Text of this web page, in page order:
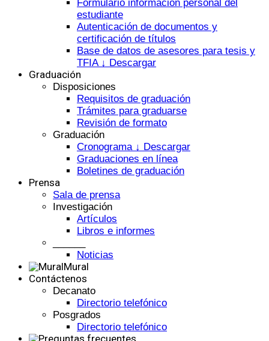
Formulario información personal del
estudiante
Autenticación de documentos y
certificación de títulos
Base de datos de asesores para tesis y
TFIA ↓ Descargar
Graduación
Disposiciones
Requisitos de graduación
Trámites para graduarse
Revisión de formato
Graduación
Cronograma ↓ Descargar
Graduaciones en línea
Boletines de graduación
Prensa
Sala de prensa
Investigación
Artículos
Libros e informes
Noticias
Mural
Contáctenos
Decanato
Directorio telefónico
Posgrados
Directorio telefónico